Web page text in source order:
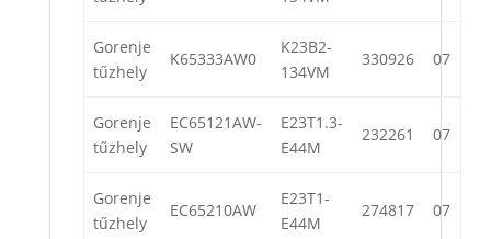
Gorenje
tűzhely
K65333AW0
K23B2-
134VM
330926 07
Gorenje
tűzhely
EC65121AW-
SW
E23T1.3-
E44M
232261 07
Gorenje
tűzhely
EC65210AW
E23T1-
E44M
274817 07